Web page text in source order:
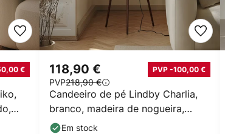
€
Candeeiro de pé Lindby Charlia,
branco, madeira de nogueira,
altura 150 cm
118,90 € PVP -100,00 €
PVP218,90 €
Em stock